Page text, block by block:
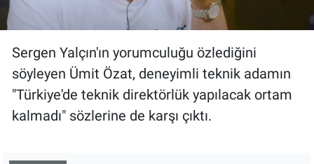
Sergen Yalçın'ın yorumculuğu özlediğini
söyleyen Ümit Özat, deneyimli teknik adamın
"Türkiye'de teknik direktörlük yapılacak ortam
kalmadı" sözlerine de karşı çıktı.